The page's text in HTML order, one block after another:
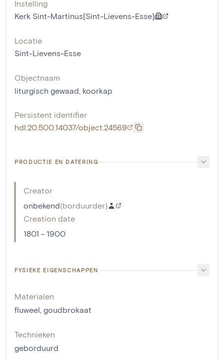
Instelling
Kerk Sint-Martinus[Sint-Lievens-Esse]
Locatie
Sint-Lievens-Esse
Objectnaam
liturgisch gewaad, koorkap
Persistent identifier
hdl:20.500.14037/object.24569
PRODUCTIE EN DATERING
Creator
onbekend(borduurder)
Creation date
1801 - 1900
FYSIEKE EIGENSCHAPPEN
Materialen
fluweel, goudbrokaat
Technieken
geborduurd